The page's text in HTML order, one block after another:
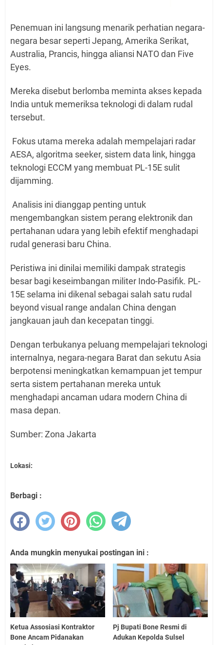
Penemuan ini langsung menarik perhatian negara-
negara besar seperti Jepang, Amerika Serikat,
Australia, Prancis, hingga aliansi NATO dan Five
Eyes.
Mereka disebut berlomba meminta akses kepada
India untuk memeriksa teknologi di dalam rudal
tersebut.
Fokus utama mereka adalah mempelajari radar
AESA, algoritma seeker, sistem data link, hingga
teknologi ECCM yang membuat PL-15E sulit
dijamming.
Analisis ini dianggap penting untuk
mengembangkan sistem perang elektronik dan
pertahanan udara yang lebih efektif menghadapi
rudal generasi baru China.
Peristiwa ini dinilai memiliki dampak strategis
besar bagi keseimbangan militer Indo-Pasifik. PL-
15E selama ini dikenal sebagai salah satu rudal
beyond visual range andalan China dengan
jangkauan jauh dan kecepatan tinggi.
Dengan terbukanya peluang mempelajari teknologi
internalnya, negara-negara Barat dan sekutu Asia
berpotensi meningkatkan kemampuan jet tempur
serta sistem pertahanan mereka untuk
menghadapi ancaman udara modern China di
masa depan.
Sumber: Zona Jakarta
Lokasi:
Berbagi :
Anda mungkin menyukai postingan ini :
Ketua Assosiasi Kontraktor
Bone Ancam Pidanakan
Pj Bupati Bone Resmi di
Adukan Kepolda Sulsel